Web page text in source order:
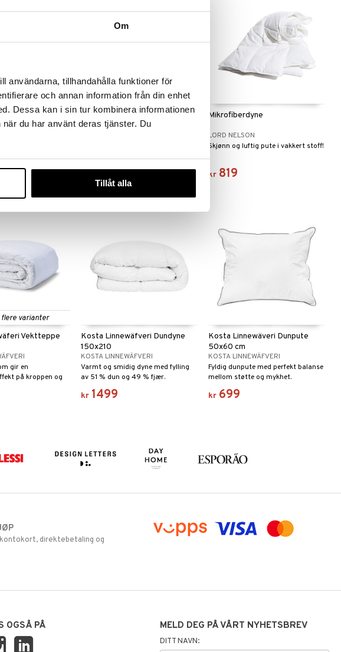
Om
användarna, tillhandahålla funktioner för
och annan information från din enhet
Dessa kan i sin tur kombinera informationen
du har använt deras tjänster. Du
Tillåt alla
Medium
Dekke Mikrofiber Varm 150x210
729
Mikrofiberdyne
LORD NELSON
Skjønn og luftig pute i vakkert stoff!
kr 819
flere varianter
Vektteppe
gir en
på kroppen og
søvnkvalitet, dynen
kroppen og gjør at
Kosta Linnewäfveri Dundyne
150x210
KOSTA LINNEWÄFVERI
Varmt og smidig dyne med fylling
av 51 % dun og 49 % fjær.
kr 1499
Kosta Linnewäveri Dunpute
50x60 cm
KOSTA LINNEWÄFVERI
Fyldig dunpute med perfekt balanse
mellom støtte og mykhet.
kr 699
direktebetaling og
OGSÅ PÅ MELD DEG PÅ VÅRT NYHETSBREV
DITT NAVN: